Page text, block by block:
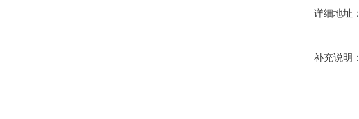
详细地址：
补充说明：